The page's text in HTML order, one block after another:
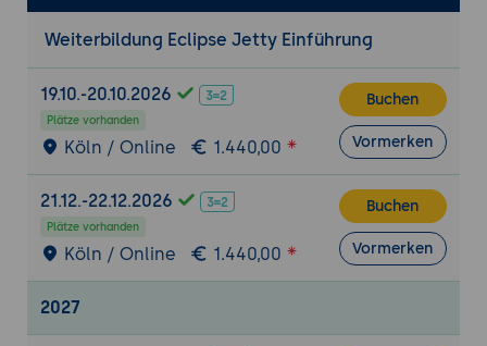
konfigurieren, Hot Deployment testen
Home und Jetty-Base, Systemd-Unit
anlegen, Logging prüfen
Tools: Jetty 12, curl für HTTP-Tests,
Ergebnisse: lauffähige Aufstellung mit
zwei Web-Anwendungen unter
unterschiedlichen Pfaden
Performance
Weiterbildung Eclipse Jetty Einführung
19.10.-20.10.2026
Plätze vorhanden
Köln / Online 1.440,00
Buchen
Vormerken
21.12.-22.12.2026
Plätze vorhanden
Köln / Online 1.440,00
Buchen
Vormerken
2027